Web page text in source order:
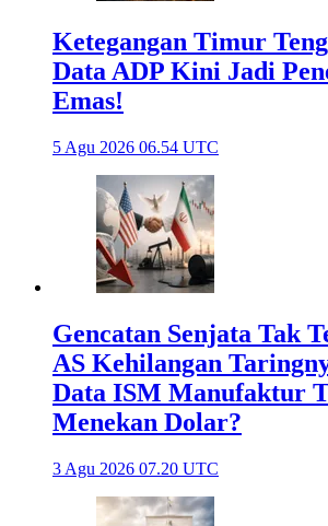
Ketegangan Timur
Data ADP Kini Jadi
Emas!
5 Agu 2026 06.54 UTC
Gencatan Senjata Tak
AS Kehilangan
Data ISM Manufaktur
Menekan Dolar?
3 Agu 2026 07.20 UTC